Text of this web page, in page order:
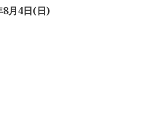
8月4日(日)